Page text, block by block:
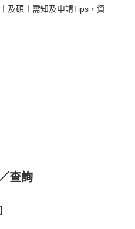
及碩士需知及申請Tips，資
查詢